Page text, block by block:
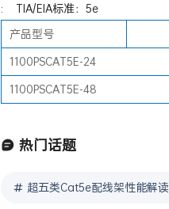
: TIA/EIA标准：5e
产品型号
1100PSCAT5E-24
1100PSCAT5E-48
热门话题
超五类Cat5e配线架性能解读